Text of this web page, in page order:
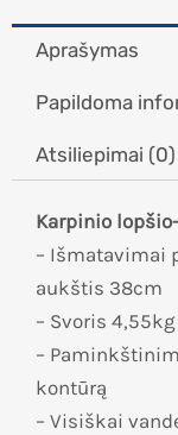
Aprašymas
Papildoma
Atsiliepimai (0)
Karpinio
– Išmatavimai
aukštis 38cm
– Svoris 4,55kg
–
kontūrą
– Visiškai